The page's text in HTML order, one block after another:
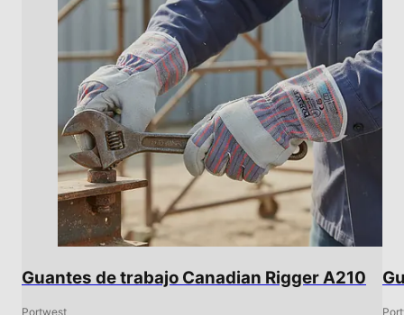
Guantes de trabajo Canadian Rigger A210
Portwest